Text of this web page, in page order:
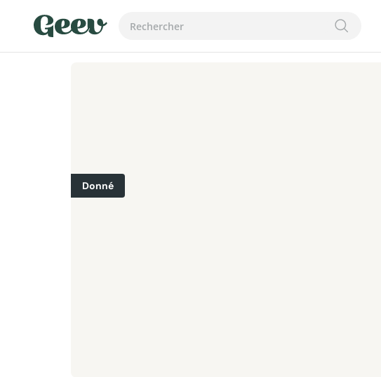
Donné